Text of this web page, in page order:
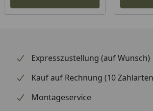
Expresszustellung (auf Wunsch)
Kauf auf Rechnung (10
Montageservice